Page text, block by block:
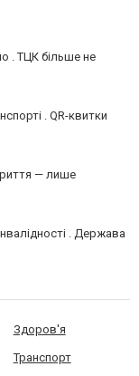
. ТЦК більше не
. QR-квитки
— лише
. Держава
Здоров'я
Транспорт